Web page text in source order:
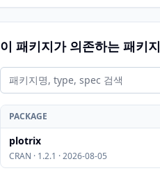
이 패키지가 의존하는 패키지
PACKAGE
plotrix
CRAN · 1.2.1 · 2026-08-05